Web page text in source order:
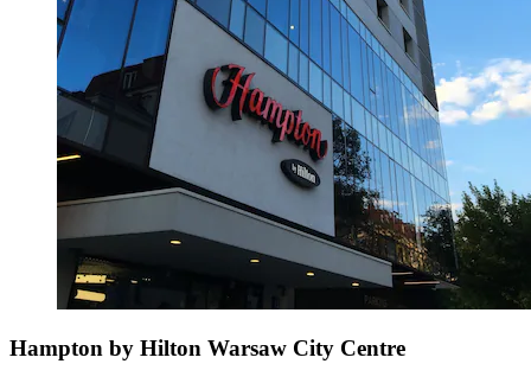
Hampton by Hilton Warsaw City Centre